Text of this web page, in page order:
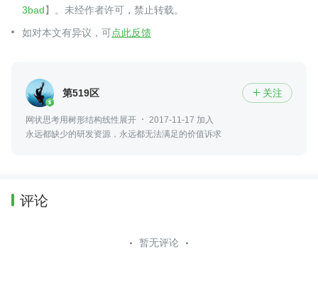
3bad】。未经作者许可，禁止转载。
如对本文有异议，可点此反馈
第519区  关注
网状思考用树形结构线性展开
2017-11-17 加入
永远都缺少的研发资源，永远都无法满足的价值诉求
评论
暂无评论